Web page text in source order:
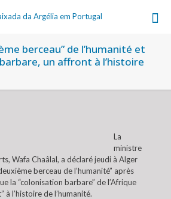
berceau” de l’humanité et
un affront à l’histoire
La
ministre
Wafa Chaâlal, a déclaré jeudi à Alger
berceau de l’humanité” après
la “colonisation barbare” de l’Afrique
à l’histoire de l’humanité.